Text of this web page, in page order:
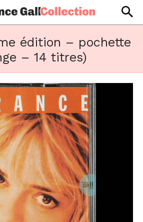
édition – pochette
– 14 titres)